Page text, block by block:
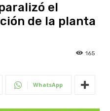
el
de la planta
165
WhatsApp